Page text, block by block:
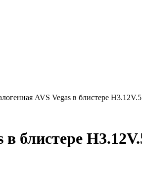
AVS Vegas в блистере
блистере